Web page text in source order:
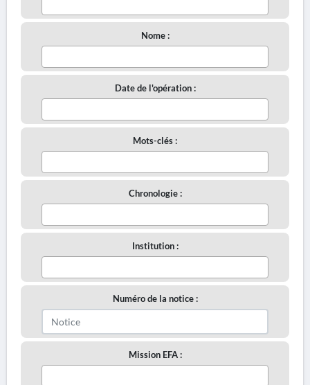
Nome :
Date de l'opération :
Mots-clés :
Chronologie :
Institution :
Numéro de la notice :
Mission EFA :